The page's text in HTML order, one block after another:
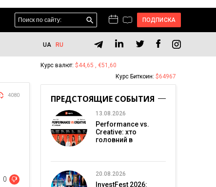
ПОДПИСКА
UA RU
4080
0
Курс валют: $44,65 , €51,60
Курс Биткоин: $64967
ПРЕДСТОЯЩИЕ СОБЫТИЯ
13.08.2026
Performance vs.
Creative: хто
головний в
20.08.2026
InvestFest 2026: